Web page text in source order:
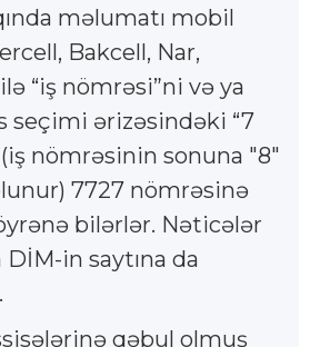
məlumatı mobil
Bakcell, Nar,
“iş nömrəsi”ni və ya
seçimi ərizəsindəki “7
nömrəsinin sonuna "8"
7727 nömrəsinə
bilərlər. Nəticələr
DİM-in saytına da
qəbul olmuş